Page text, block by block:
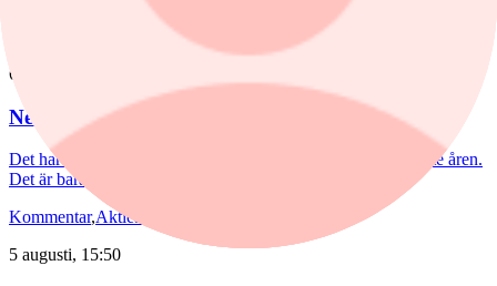
6 augusti, 15:55
Nederman: Vändning i sikte?
Det har blåst snåla vindar runt Nederman på börsen de senaste åren.
Det är bara delvis befogat av den tuffa marknaden.
Kommentar,Aktieanalys
5 augusti, 15:50